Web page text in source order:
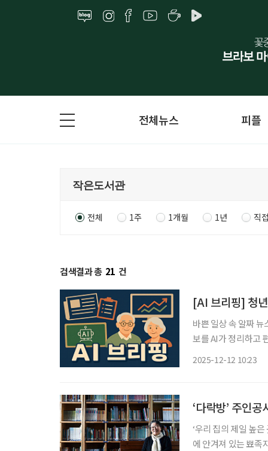
전체뉴스 피플
전체 1주 1개월 1년 직
검색결과 총 21 건
[AI 브리핑] 청
바쁜 일상 속 알짜
보를 AI가 정리하고 편집국 기
2025-12-12 10:23
‘다락방’ 주인
‘우리 집의 제일 높
에 안겨져 있는 뾰족